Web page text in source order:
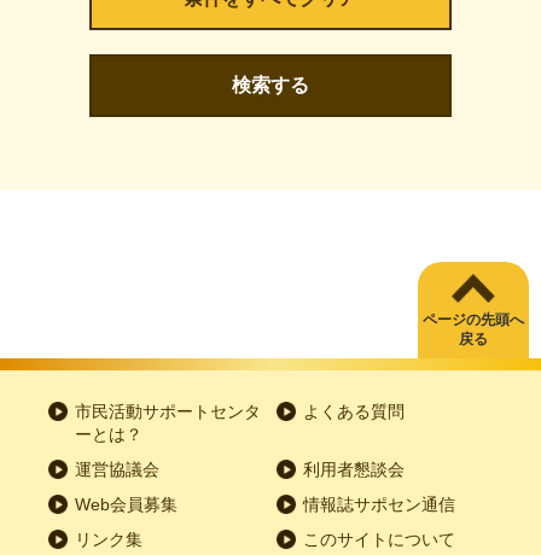
検索する
ページの先頭へ
戻る
市民活動サポートセンタ
ーとは？
よくある質問
運営協議会
利用者懇談会
Web会員募集
情報誌サポセン通信
リンク集
このサイトについて